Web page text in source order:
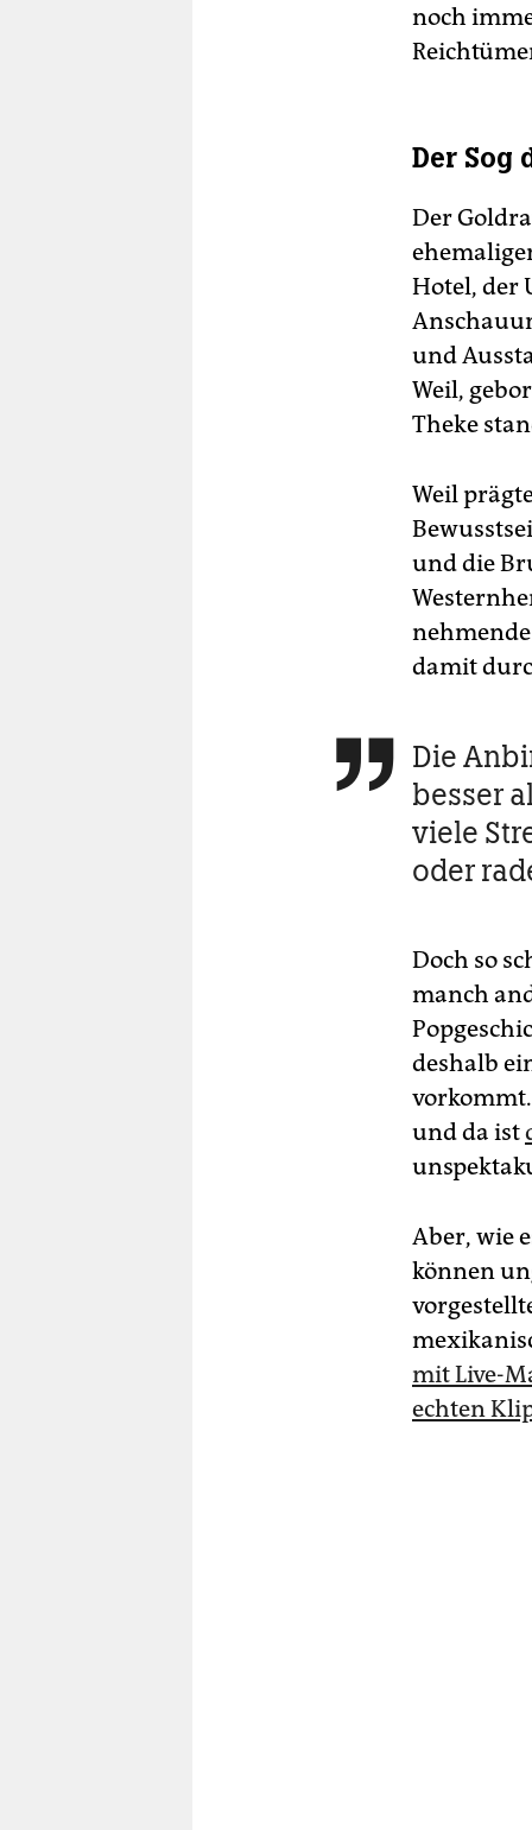
noch
Der Sog
Der
Hotel, der
und
Weil,
Theke
Weil
und die
damit
 Die
besser
viele
oder
Doch so
manch
deshalb
und da ist
Aber, wie
können
mit Live-
echten